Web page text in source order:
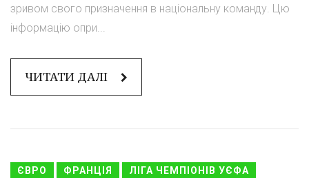
зривом свого призначення в національну команду. Цю
інформацію опри...
ЧИТАТИ ДАЛІ
ЄВРО ФРАНЦІЯ ЛІГА ЧЕМПІОНІВ УЄФА